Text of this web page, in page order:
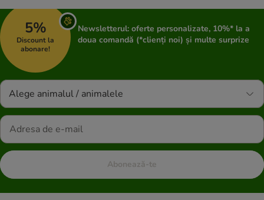
5%
Discount la
abonare!
Newsletterul: oferte personalizate, 10%* la a
doua comandă (*clienți noi) și multe surprize
Alege animalul / animalele
Abonează-te